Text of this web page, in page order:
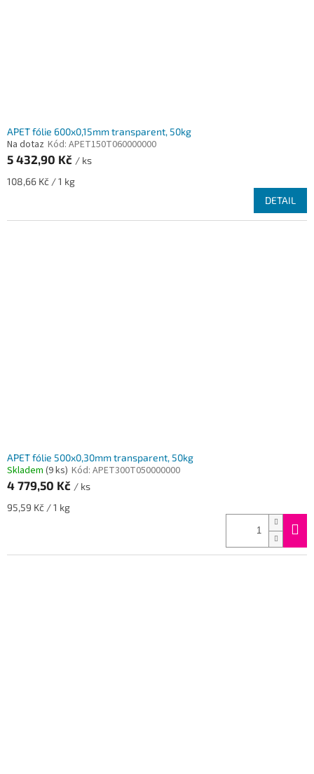
APET fólie 600x0,15mm transparent, 50kg
Na dotaz Kód: APET150T060000000
5 432,90 Kč / ks
Měrná
108,66 Kč / 1 kg
DETAIL
APET fólie 500x0,30mm transparent, 50kg
Skladem (9 ks) Kód: APET300T050000000
4 779,50 Kč / ks
Měrná
95,59 Kč / 1 kg